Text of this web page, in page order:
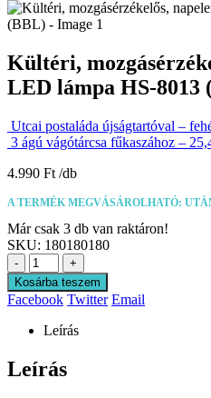
Kültéri,
LED lámpa HS-8013
Utcai postaláda újságtartóval –
3 ágú vágótárcsa fűkaszához –
4.990 Ft
A TERMÉK MEGVÁSÁROLHATÓ:
Már csak 3 db van raktáron!
SKU: 180180180
-
+
Kosárba teszem
Facebook Twitter Email
Leírás
Leírás